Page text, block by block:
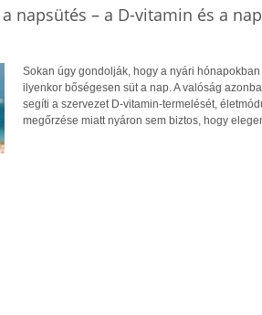
napsütés – a D-vitamin és a
Sokan úgy gondolják, hogy a nyári
ilyenkor bőségesen süt a nap. A valóság
segíti a szervezet D-vitamin-termelését,
megőrzése miatt nyáron sem biztos, hogy